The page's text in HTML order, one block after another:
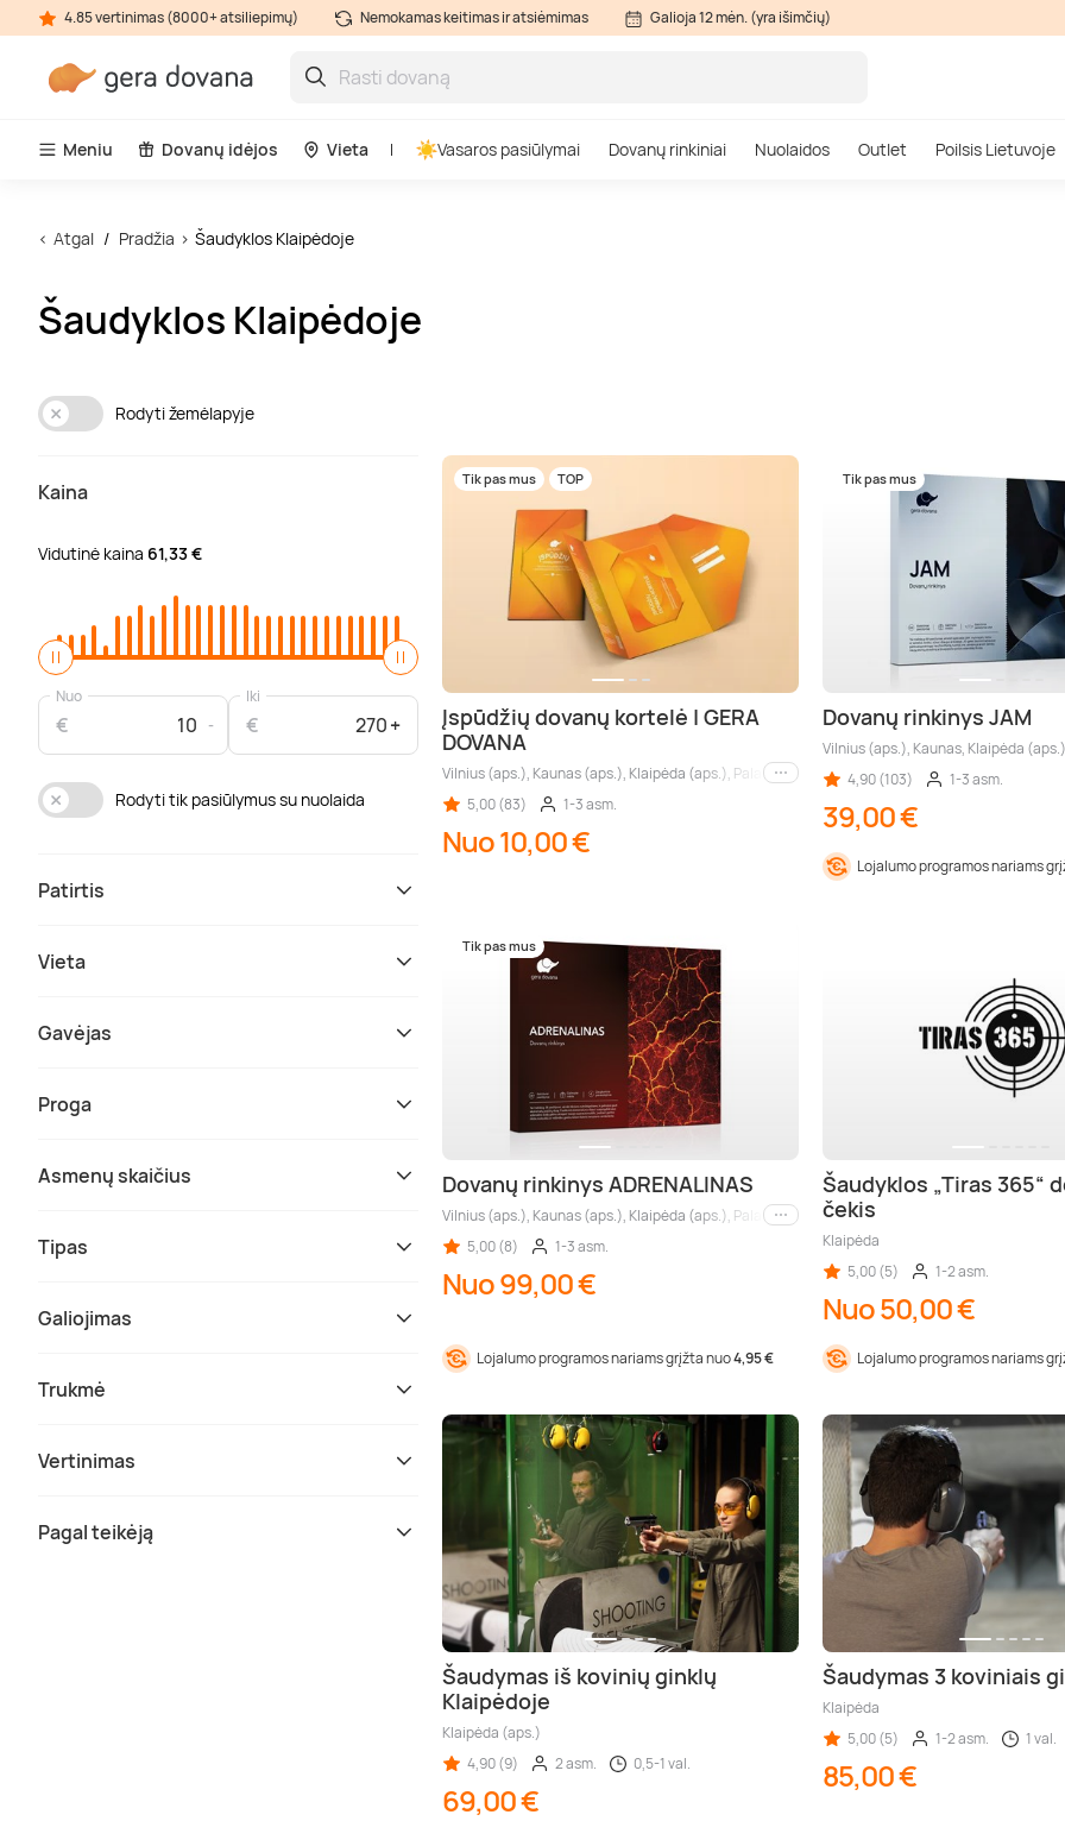
4.85 vertinimas (8000+ atsiliepimų) Nemokamas keitimas ir atsiėmimas Galioja 12 mėn. (yra išimčių)
Meniu Dovanų idėjos Vieta Vasaros pasiūlymai Dovanų rinkiniai Nuolaidos Outlet Poilsis Lietuvoje
Atgal Pradžia Šaudyklos Klaipėdoje
Šaudyklos Klaipėdoje
Rodyti žemėlapyje
Kaina
Vidutinė kaina 61,33 €
Nuo
€
Iki
€
Rodyti tik pasiūlymus su nuolaida
Patirtis
Vieta
Gavėjas
Proga
Asmenų skaičius
Tipas
Galiojimas
Trukmė
Vertinimas
Pagal teikėją
Tik pas mus TOP
Įspūdžių dovanų kortelė | GERA
DOVANA
Vilnius (aps.), Kaunas (aps.), Klaipėda (aps.), Palanga (aps.), Nida (aps.), Druskininkai (aps.),
Kiti miestai
5,00 (83)
1-3 asm.
Nuo 10,00 €
Tik pas mus
Dovanų rinkinys JAM
Vilnius (aps.), Kaunas, Klaipėda
4,90 (103)
1-3 asm.
39,00 €
Lojalumo programos nariams
Tik pas mus
Dovanų rinkinys ADRENALINAS
Vilnius (aps.), Kaunas (aps.), Klaipėda (aps.), Palanga (aps.), Druskininkai (aps.), Trakai
Kiti miestai
5,00 (8)
1-3 asm.
Nuo 99,00 €
Lojalumo programos nariams grįžta nuo4,95 €
Šaudyklos „Tiras 365“
čekis
Klaipėda
5,00 (5)
1-2 asm.
Nuo 50,00 €
Lojalumo programos nariams
Šaudymas iš kovinių ginklų
Klaipėdoje
Klaipėda (aps.)
4,90 (9)
2 asm. 0,5-1 val.
69,00 €
Šaudymas 3 koviniais
Klaipėda
5,00 (5)
1-2 asm. 1 val.
85,00 €